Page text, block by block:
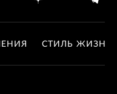
СТИЛЬ ЖИЗНИ